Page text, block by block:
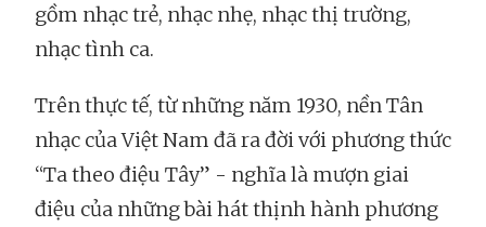
gồm nhạc trẻ, nhạc nhẹ, nhạc thị trường,
nhạc tình ca.
Trên thực tế, từ những năm 1930, nền Tân
nhạc của Việt Nam đã ra đời với phương thức
“Ta theo điệu Tây” - nghĩa là mượn giai
điệu của những bài hát thịnh hành phương